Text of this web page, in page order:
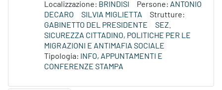
Localizzazione: BRINDISI Persone: ANTONIO
DECARO
SILVIA MIGLIETTA
Strutture:
GABINETTO DEL PRESIDENTE
SEZ.
SICUREZZA CITTADINO, POLITICHE PER LE
MIGRAZIONI E ANTIMAFIA SOCIALE
Tipologia:
INFO, APPUNTAMENTI E
CONFERENZE STAMPA